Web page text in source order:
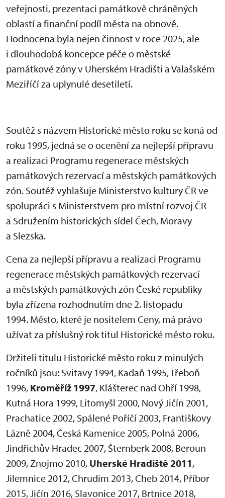
veřejnosti, prezentaci památkově chráněných
oblastí a finanční podíl města na obnově.
Hodnocena byla nejen činnost v roce 2025, ale
i dlouhodobá koncepce péče o městské
památkové zóny v Uherském Hradišti a Valašském
Meziříčí za uplynulé desetiletí.
Soutěž s názvem Historické město roku se koná od
roku 1995, jedná se o ocenění za nejlepší přípravu
a realizaci Programu regenerace městských
památkových rezervací a městských památkových
zón. Soutěž vyhlašuje Ministerstvo kultury ČR ve
spolupráci s Ministerstvem pro místní rozvoj ČR
a Sdružením historických sídel Čech, Moravy
a Slezska.
Cena za nejlepší přípravu a realizaci Programu
regenerace městských památkových rezervací
a městských památkových zón České republiky
byla zřízena rozhodnutím dne 2. listopadu
1994. Město, které je nositelem Ceny, má právo
užívat za příslušný rok titul Historické město roku.
Držiteli titulu Historické město roku z minulých
ročníků jsou: Svitavy 1994, Kadaň 1995, Třeboň
1996, Kroměříž 1997, Klášterec nad Ohří 1998,
Kutná Hora 1999, Litomyšl 2000, Nový Jičín 2001,
Prachatice 2002, Spálené Poříčí 2003, Františkovy
Lázně 2004, Česká Kamenice 2005, Polná 2006,
Jindřichův Hradec 2007, Šternberk 2008, Beroun
2009, Znojmo 2010, Uherské Hradiště 2011,
Jilemnice 2012, Chrudim 2013, Cheb 2014, Příbor
2015, Jičín 2016, Slavonice 2017, Brtnice 2018,